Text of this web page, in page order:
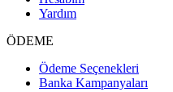
Yardım
ÖDEME
Ödeme Seçenekleri
Banka Kampanyaları